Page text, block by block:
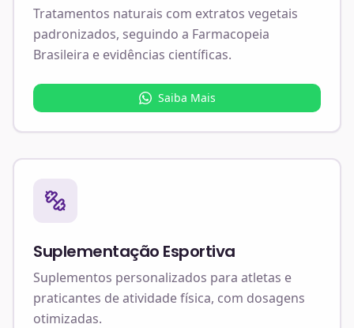
Tratamentos naturais com extratos vegetais
padronizados, seguindo a Farmacopeia
Brasileira e evidências científicas.
Saiba Mais
Suplementação Esportiva
Suplementos personalizados para atletas e
praticantes de atividade física, com dosagens
otimizadas.